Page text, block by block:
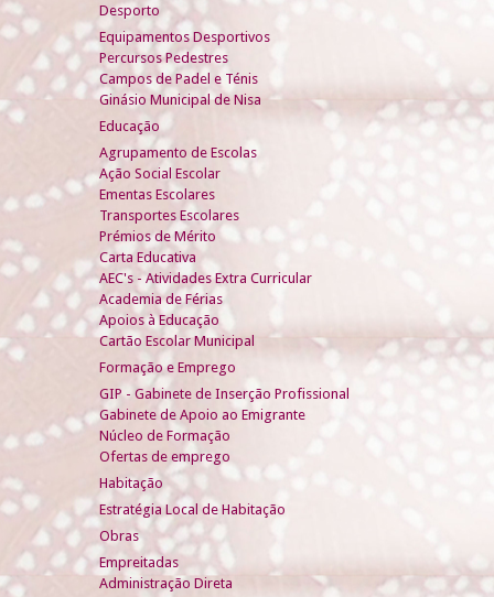
Desporto
Equipamentos Desportivos
Percursos Pedestres
Campos de Padel e Ténis
Ginásio Municipal de Nisa
Educação
Agrupamento de Escolas
Ação Social Escolar
Ementas Escolares
Transportes Escolares
Prémios de Mérito
Carta Educativa
AEC's - Atividades Extra Curricular
Academia de Férias
Apoios à Educação
Cartão Escolar Municipal
Formação e Emprego
GIP - Gabinete de Inserção Profissional
Gabinete de Apoio ao Emigrante
Núcleo de Formação
Ofertas de emprego
Habitação
Estratégia Local de Habitação
Obras
Empreitadas
Administração Direta